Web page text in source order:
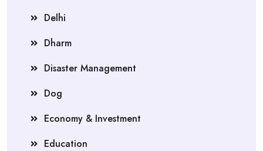
Delhi
Dharm
Disaster Management
Dog
Economy & Investment
Education